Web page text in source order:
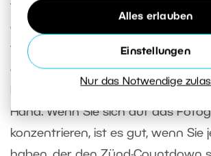
Alles erlauben
Einstellungen
Nur das Notwendige
fotografiert haben, damit sich der
dem Fotoshooting so schnell wie
verflüchtigt. Drei weitere haben die
gezündet. Der letzte hat die Szene
Hand. Wenn Sie sich auf das
konzentrieren, ist es gut, wenn Sie